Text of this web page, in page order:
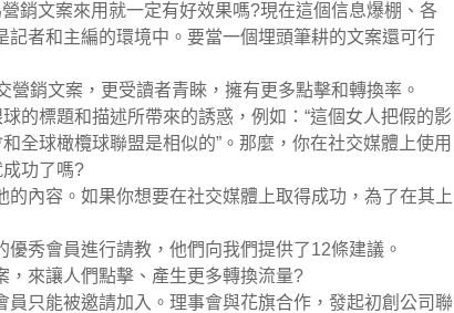
銷文案來用就一定有好效果嗎?現在這個信息爆棚、各
者和主編的環境中。要當一個埋頭筆耕的文案還可行
銷文案，更受讀者青睞，擁有更多點擊和轉換率。
的標題和描述所帶來的誘惑，例如：“這個女人把假的影
全球橄欖球聯盟是相似的”。那麼，你在社交媒體上使用
功了嗎?
內容。如果你想要在社交媒體上取得成功，為了在其上
秀會員進行請教，他們向我們提供了12條建議。
，來讓人們點擊、產生更多轉換流量?
只能被邀請加入。理事會與花旗合作，發起初創公司聯